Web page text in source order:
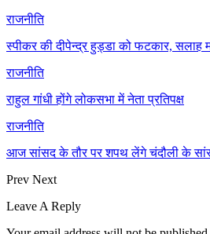
राजनीति
स्पीकर की दीपेन्द्र हुड्डा को फटकार, सलाह
राजनीति
राहुल गांधी होंगे लोकसभा में नेता प्रतिपक्ष
राजनीति
आज सांसद के तौर पर शपथ लेंगे चंदौली के
Prev Next
Leave A Reply